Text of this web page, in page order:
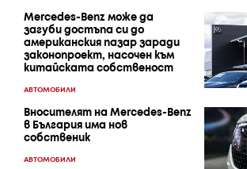
Mercedes-Benz може да
загуби достъпа си до
американския пазар заради
законопроект, насочен към
китайската собственост
АВТОМОБИЛИ
Вносителят на Mercedes-Benz
в България има нов
собственик
АВТОМОБИЛИ